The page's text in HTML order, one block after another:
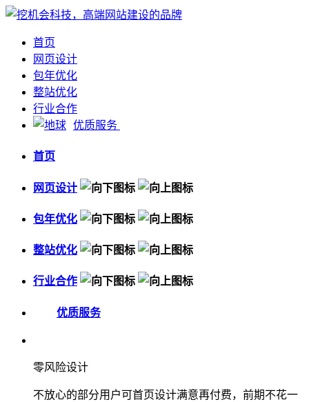
首页
网页设计
包年优化
整站优化
行业合作
优质服务
首页
网页设计
包年优化
整站优化
行业合作
优质服务
零风险设计
不放心的部分用户可首页设计满意再付费，前期不花一